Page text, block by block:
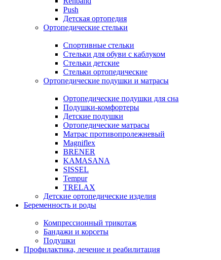
Push
Детская ортопедия
Ортопедические стельки
Спортивные стельки
Стельки для обуви с каблуком
Стельки детские
Стельки ортопедические
Ортопедические подушки и матрасы
Ортопедические подушки для сна
Подушки-комфортеры
Детские подушки
Ортопедические матрасы
Матрас противопролежневый
Magniflex
BRENER
KAMASANA
SISSEL
Tempur
TRELAX
Детские ортопедические изделия
Беременность и роды
Компрессионный трикотаж
Бандажи и корсеты
Подушки
Профилактика, лечение и реабилитация